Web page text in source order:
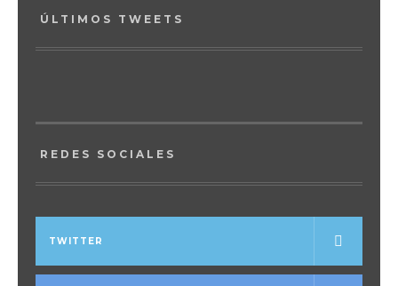
ÚLTIMOS TWEETS
REDES SOCIALES
TWITTER